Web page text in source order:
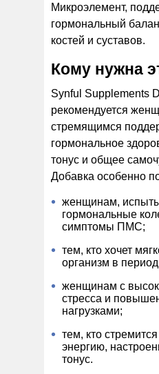
Микроэлемент,
гормональный
костей и суставов.
Кому нужна
Synful Supplements
рекомендуется
стремящимся
гормональное
тонус и общее
Добавка особенно
женщинам,
гормональные
симптомы ПМС;
тем, кто хочет
организм в
женщинам с
стресса и
нагрузками;
тем, кто
энергию,
тонус.